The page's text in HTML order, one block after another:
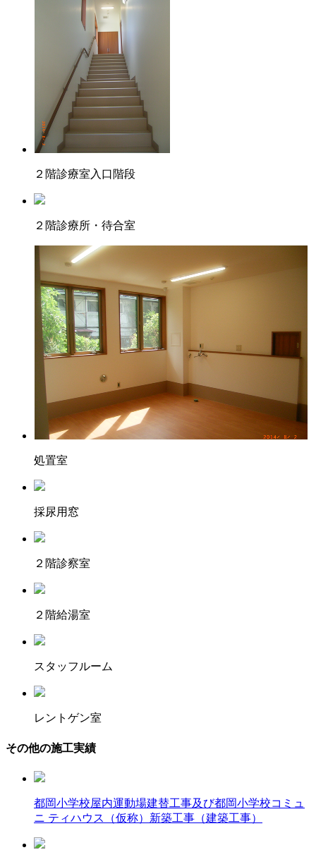
２階診療室入口階段
２階診療所・待合室
処置室
採尿用窓
２階診察室
２階給湯室
スタッフルーム
レントゲン室
その他の施工実績
都岡小学校屋内運動場建替工事及び都岡小学校コミュ
ニ ティハウス（仮称）新築工事（建築工事）